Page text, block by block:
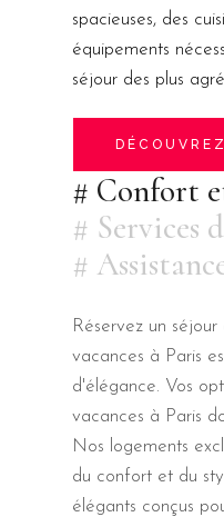
spacieuses, des
équipements
séjour des plus
DÉCOUVREZ
# Confort
# Services
#
Réservez un
vacances à Paris
d'élégance. Vos
vacances à Paris
Nos logements
du confort et du
élégants conçus